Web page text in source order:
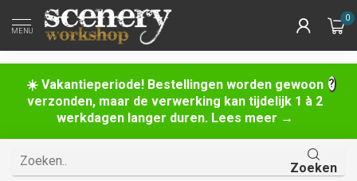
☀️ Vakantieperiode! Bestellingen worden gewoon
verzonden, maar de verwerking kan tijdelijk 1 à 2
werkdagen langer duren. Lees meer →
MENU
0
Zoeken